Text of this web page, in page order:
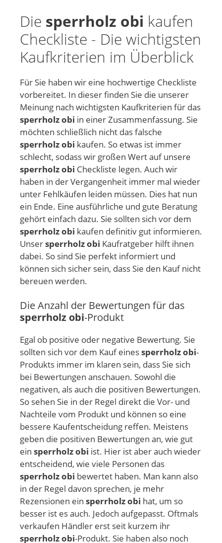
Die sperrholz obi kaufen
Checkliste - Die wichtigsten
Kaufkriterien im Überblick
Für Sie haben wir eine hochwertige Checkliste
vorbereitet. In dieser finden Sie die unserer
Meinung nach wichtigsten Kaufkriterien für das
sperrholz obi in einer Zusammenfassung. Sie
möchten schließlich nicht das falsche
sperrholz obi kaufen. So etwas ist immer
schlecht, sodass wir großen Wert auf unsere
sperrholz obi Checkliste legen. Auch wir
haben in der Vergangenheit immer mal wieder
unter Fehlkäufen leiden müssen. Dies hat nun
ein Ende. Eine ausführliche und gute Beratung
gehört einfach dazu. Sie sollten sich vor dem
sperrholz obi kaufen definitiv gut informieren.
Unsersperrholz obi Kaufratgeber hilft ihnen
dabei. So sind Sie perfekt informiert und
können sich sicher sein, dass Sie den Kauf nicht
bereuen werden.
Die Anzahl der Bewertungen für das
sperrholz obi-Produkt
Egal ob positive oder negative Bewertung. Sie
sollten sich vor dem Kauf einessperrholz obi-
Produkts immer im klaren sein, dass Sie sich
bei Bewertungen anschauen. Sowohl die
negativen, als auch die positiven Bewertungen.
So sehen Sie in der Regel direkt die Vor- und
Nachteile vom Produkt und können so eine
bessere Kaufentscheidung reffen. Meistens
geben die positiven Bewertungen an, wie gut
ein sperrholz obi ist. Hier ist aber auch wieder
entscheidend, wie viele Personen das
sperrholz obi bewertet haben. Man kann also
in der Regel davon sprechen, je mehr
Rezensionen ein sperrholz obi hat, um so
besser ist es auch. Jedoch aufgepasst. Oftmals
verkaufen Händler erst seit kurzem ihr
sperrholz obi-Produkt. Sie haben also noch